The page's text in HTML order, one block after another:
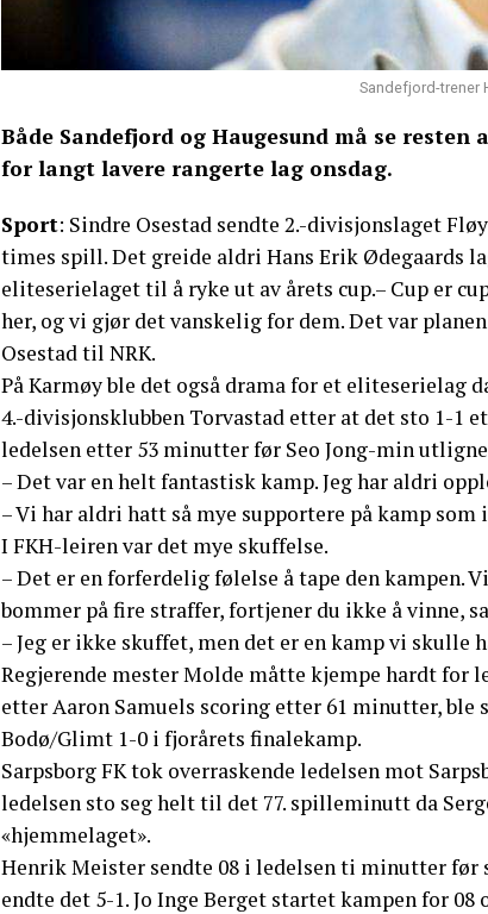
Sandefjord-trener
Både Sandefjord og Haugesund må se
for langt lavere rangerte lag onsdag.
Sport: Sindre Osestad sendte 2.-divisjonslaget
times spill. Det greide aldri Hans Erik Ødegaards
eliteserielaget til å ryke ut av årets cup.– Cup er
her, og vi gjør det vanskelig for dem. Det var
Osestad til NRK.
På Karmøy ble det også drama for et eliteserielag
4.-divisjonsklubben Torvastad etter at det sto 1-1
ledelsen etter 53 minutter før Seo Jong-min
– Det var en helt fantastisk kamp. Jeg har aldri
– Vi har aldri hatt så mye supportere på kamp som
I FKH-leiren var det mye skuffelse.
– Det er en forferdelig følelse å tape den kampen.
bommer på fire straffer, fortjener du ikke å vinne,
– Jeg er ikke skuffet, men det er en kamp vi skulle
Regjerende mester Molde måtte kjempe hardt for
etter Aaron Samuels scoring etter 61 minutter,
Bodø/Glimt 1-0 i fjorårets finalekamp.
Sarpsborg FK tok overraskende ledelsen mot
ledelsen sto seg helt til det 77. spilleminutt da
«hjemmelaget».
Henrik Meister sendte 08 i ledelsen ti minutter
endte det 5-1. Jo Inge Berget startet kampen for